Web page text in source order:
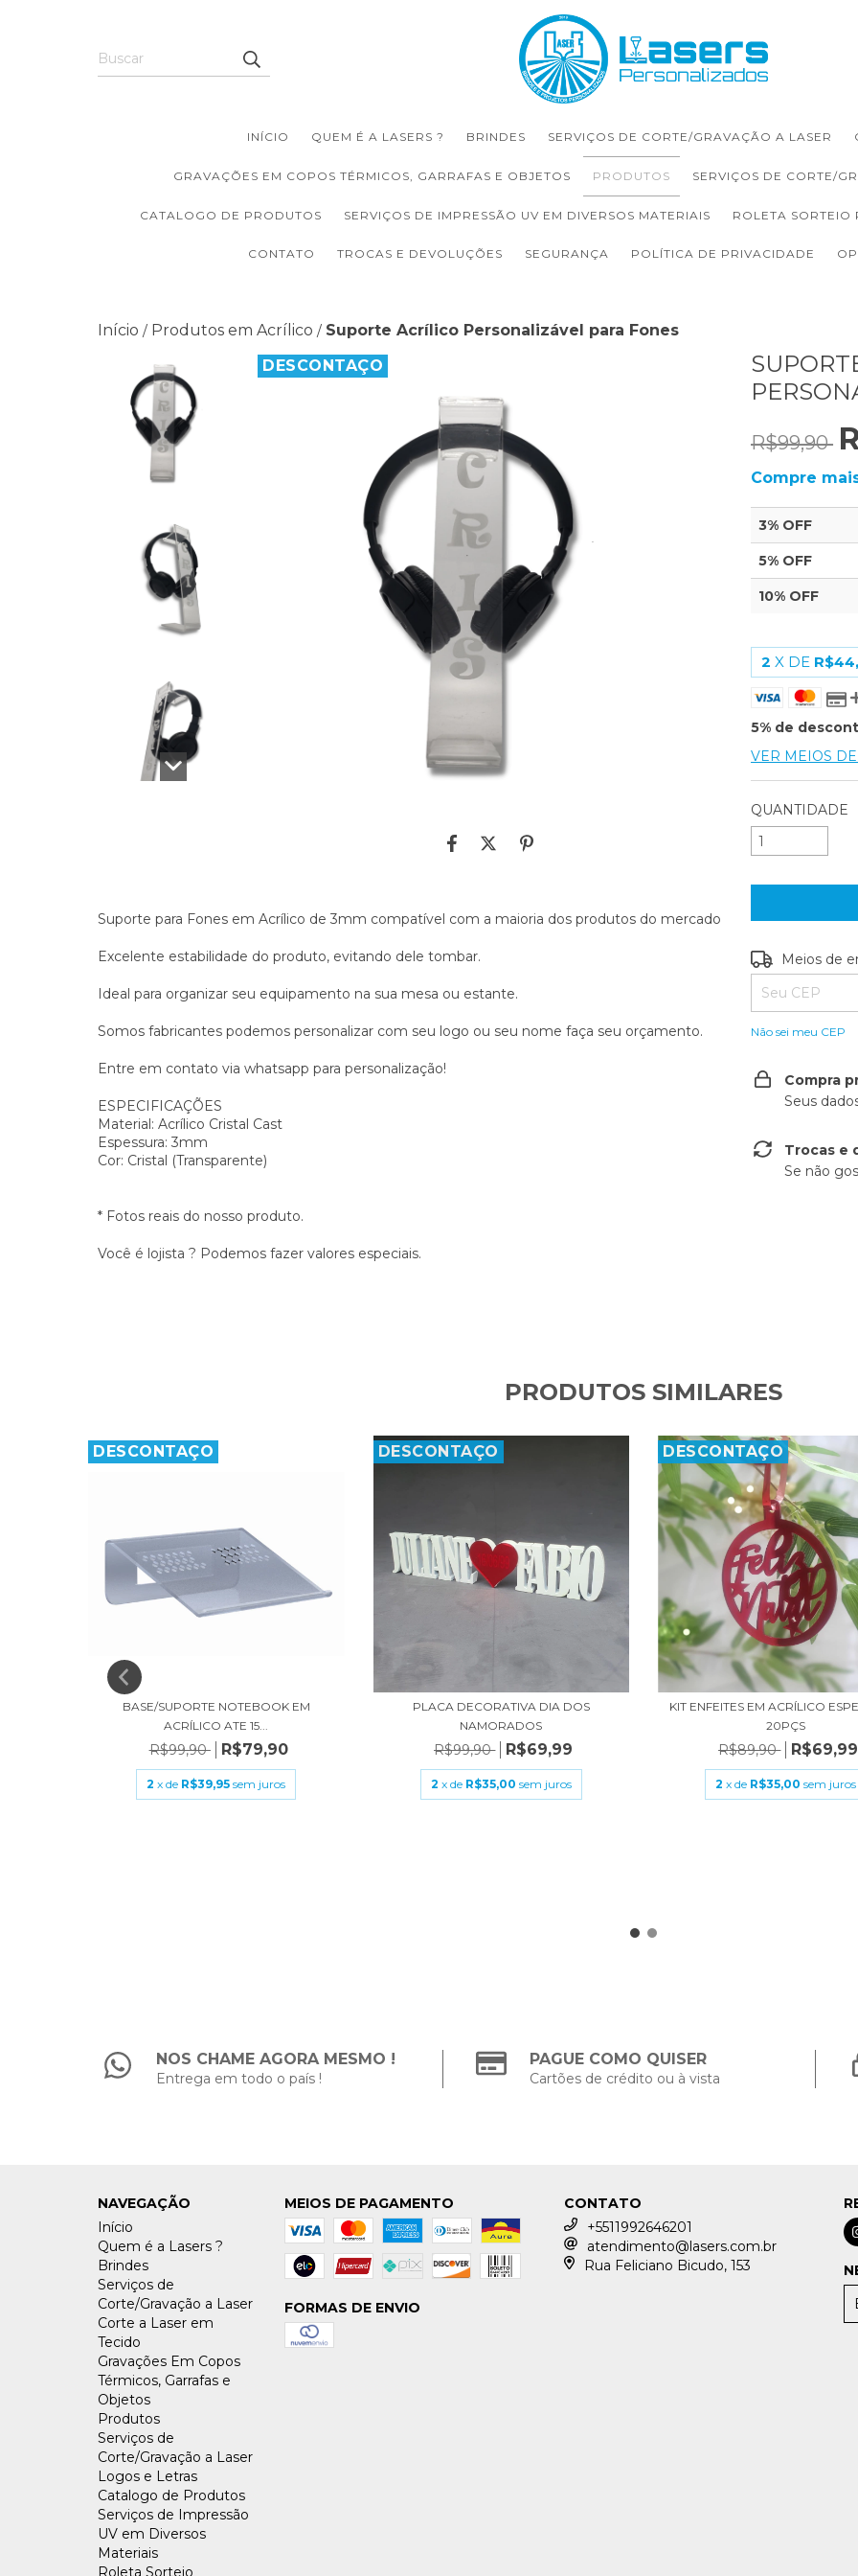
INÍCIO QUEM É A LASERS ? BRINDES SERVIÇOS DE CORTE/GRAVAÇÃO A LASER
GRAVAÇÕES EM COPOS TÉRMICOS, GARRAFAS E OBJETOS PRODUTOS SERVIÇOS DE CORTE/
CATALOGO DE PRODUTOS SERVIÇOS DE IMPRESSÃO UV EM DIVERSOS MATERIAIS ROLETA SORTEIO
CONTATO TROCAS E DEVOLUÇÕES SEGURANÇA POLÍTICA DE PRIVACIDADE
Início / Produtos em Acrílico / Suporte Acrílico Personalizável para Fones
DESCONTAÇO
Suporte para Fones em Acrílico de 3mm compatível com a maioria dos produtos do mercado
Excelente estabilidade do produto, evitando dele tombar.
Ideal para organizar seu equipamento na sua mesa ou estante.
Somos fabricantes podemos personalizar com seu logo ou seu nome faça seu orçamento.
Entre em contato via whatsapp para personalização!
ESPECIFICAÇÕES
Material: Acrílico Cristal Cast
Espessura: 3mm
Cor: Cristal (Transparente)
* Fotos reais do nosso produto.
Você é lojista ? Podemos fazer valores especiais.
R$99,90
Compre
3% OFF
5% OFF
10% OFF
2 X DE
5% de
VER MEIOS
QUANTIDADE
Entregas para o
Meios de
Não sei meu CEP
Compra
Seus
Trocas e
Se não
PRODUTOS SIMILARES
DESCONTAÇO
BASE/SUPORTE NOTEBOOK EM
ACRÍLICO ATE 15...
R$99,90 R$79,90
2 x de R$39,95 sem juros
DESCONTAÇO
PLACA DECORATIVA DIA DOS
NAMORADOS
R$99,90 R$69,99
2 x de R$35,00 sem juros
DESCONTAÇO
KIT ENFEITES EM ACRÍLICO
20PÇS
R$89,90 R$69,99
2 x de R$35,00 sem juros
NOS CHAME AGORA MESMO !
Entrega em todo o país !
PAGUE COMO QUISER
Cartões de crédito ou à vista
NAVEGAÇÃO
Início
Quem é a Lasers ?
Brindes
Serviços de
Corte/Gravação a Laser
Corte a Laser em
Tecido
Gravações Em Copos
Térmicos, Garrafas e
Objetos
Produtos
Serviços de
Corte/Gravação a Laser
Logos e Letras
Catalogo de Produtos
Serviços de Impressão
UV em Diversos
Materiais
Roleta Sorteio
MEIOS DE PAGAMENTO
FORMAS DE ENVIO
CONTATO
+5511992646201
atendimento@lasers.com.br
Rua Feliciano Bicudo, 153